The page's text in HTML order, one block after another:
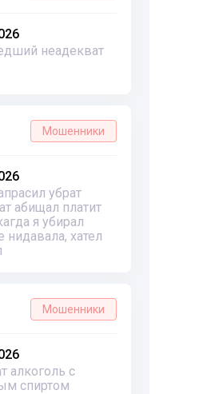
неадекват
Мошенники
убрат
абищал платит
я убирал
нидавала, хател
Мошенники
алкоголь с
спиртом